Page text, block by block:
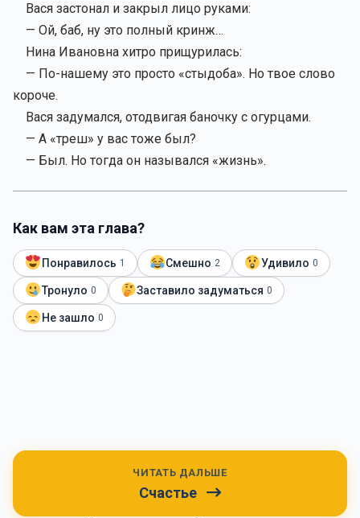
Вася застонал и закрыл лицо руками:
— Ой, баб, ну это полный кринж…
Нина Ивановна хитро прищурилась:
— По-нашему это просто «стыдоба». Но твое слово
короче.
Вася задумался, отодвигая баночку с огурцами.
— А «треш» у вас тоже был?
— Был. Но тогда он назывался «жизнь».
Как вам эта глава?
Понравилось 1 Смешно 2 Удивило 0
Тронуло 0 Заставило задуматься 0
Не зашло 0
ЧИТАТЬ ДАЛЬШЕ
Счастье